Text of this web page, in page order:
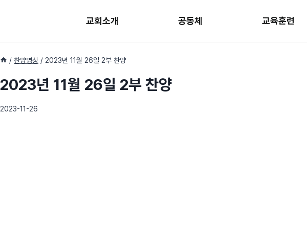
교회소개 공동체 교육훈련
/ 찬양영상 / 2023년 11월 26일 2부 찬양
2023년 11월 26일 2부 찬양
2023-11-26